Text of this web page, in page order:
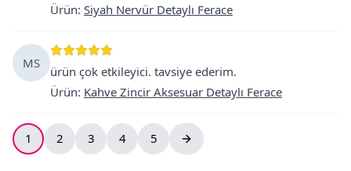
Ürün: Siyah Nervür Detaylı Ferace
MS
ürün çok etkileyici. tavsiye ederim.
Ürün: Kahve Zincir Aksesuar Detaylı Ferace
1 2 3 4 5